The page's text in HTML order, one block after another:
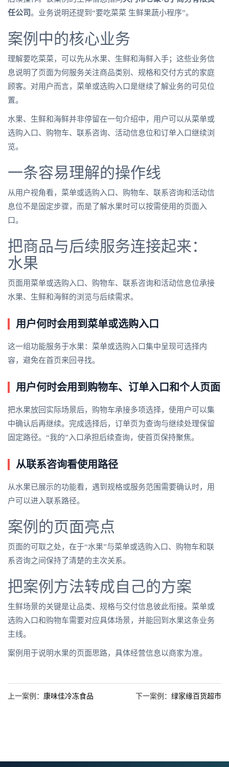
任公司 。业务说明还提到“要吃菜菜 生鲜果蔬小程序”。
案例中的核心业务
理解要吃菜菜，可以先从水果、生鲜和海鲜入手；这些业务信
息说明了页面为何服务关注商品类别、规格和交付方式的家庭
顾客。对用户而言，菜单或选购入口是继续了解业务的可见位
置。
水果、生鲜和海鲜并非停留在一句介绍中，用户可以从菜单或
选购入口、购物车、联系咨询、活动信息位和订单入口继续浏
览。
一条容易理解的操作线
从用户视角看，菜单或选购入口、购物车、联系咨询和活动信
息位不是固定步骤，而是了解水果时可以按需使用的页面入
口。
把商品与后续服务连接起来：
水果
页面用菜单或选购入口、购物车、联系咨询和活动信息位承接
水果、生鲜和海鲜的浏览与后续需求。
用户何时会用到菜单或选购入口
这一组功能服务于水果：菜单或选购入口集中呈现可选择内
容，避免在首页来回寻找。
用户何时会用到购物车、订单入口和个人页面
把水果放回实际场景后，购物车承接多项选择，使用户可以集
中确认后再继续。完成选择后，订单页为查询与继续处理保留
固定路径。“我的”入口承担后续查询，使首页保持聚焦。
从联系咨询看使用路径
从水果已展示的功能看，遇到规格或服务范围需要确认时，用
户可以进入联系路径。
案例的页面亮点
页面的可取之处，在于“水果”与菜单或选购入口、购物车和联
系咨询之间保持了清楚的主次关系。
把案例方法转成自己的方案
生鲜场景的关键是让品类、规格与交付信息彼此衔接。菜单或
选购入口和购物车需要对应具体场景，并能回到水果这条业务
主线。
案例用于说明水果的页面思路，具体经营信息以商家为准。
上一案例： 康味佳冷冻食品 下一案例： 绿家缘百货超市